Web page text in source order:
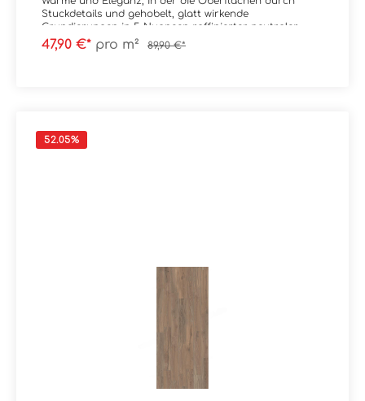
Stuckdetails und gehobelt, glatt wirkende
Grundierungen in 5 Nuancen raffinierter neutraler
Farbtöne bereichert werden.
Material: FeinsteinzeugFormat: 20x120 cmStärke: 9
47,90 €* pro m² 89,90 €*
52.05%